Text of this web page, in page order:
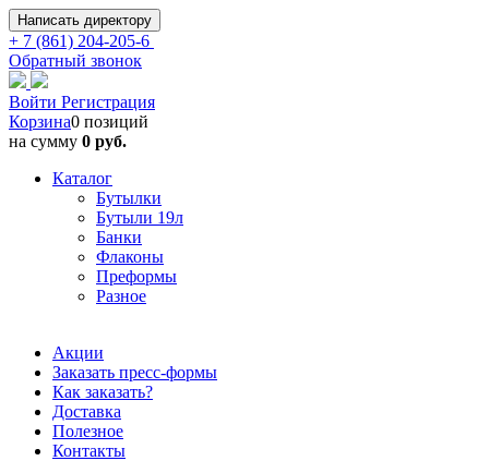
Написать директору
+ 7 (861) 204-205-6
Обратный звонок
Войти Регистрация
Корзина0 позиций
на сумму 0 руб.
Каталог
Бутылки
Бутыли 19л
Банки
Флаконы
Преформы
Разное
Акции
Заказать пресс-формы
Как заказать?
Доставка
Полезное
Контакты